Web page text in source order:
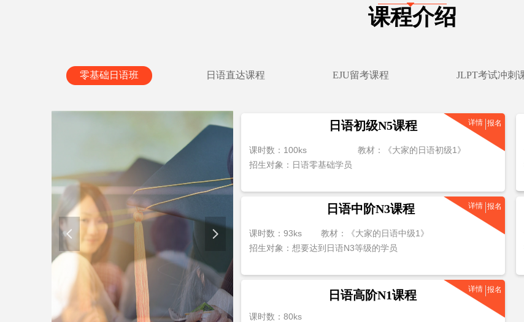
课程介绍
뀓
零基础日语班 日语直达课程 EJU留考课程 JLPT考试冲刺
教材：《大家的日语中级1》
课时数：93ks
招生对象：想要达到日语N3等级的学员
日语中阶N3课程 详情 报名
课时数：80ks
日语高阶N1课程 详情 报名
넳 넲
热招课程
教材：《大家的日语初级1》
课时数：100ks
招生对象：日语零基础学员
日语初级N5课程 详情 报名